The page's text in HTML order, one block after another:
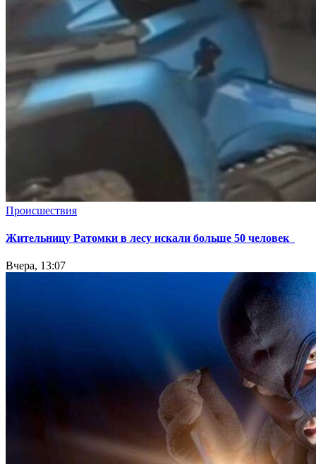
Происшествия
Жительницу Ратомки в лесу искали больше 50 человек
Вчера, 13:07